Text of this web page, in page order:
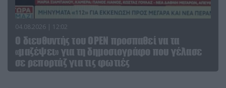
04.08.2026 | 12:02
O διευθυντής του OPEN προσπαθεί να τα
«μαζέψει» για τη δημοσιογράφο που γέλασε
σε ρεπορτάζ για τις φωτιές